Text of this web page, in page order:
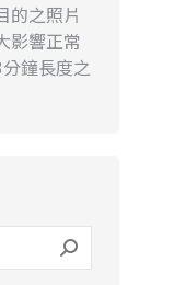
的之照片
影響正常
鐘長度之